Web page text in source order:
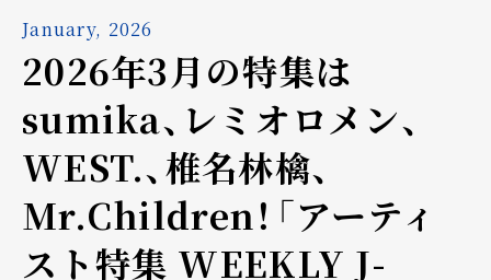
January, 2026
2026年3月の特集は
sumika、レミオロメン、
WEST.、椎名林檎、
Mr.Children！――「アーティ
スト特集 WEEKLY J-